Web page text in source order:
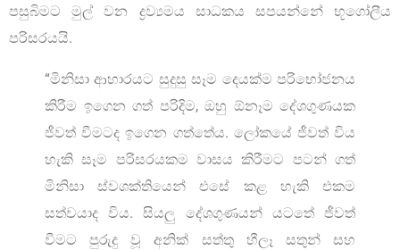
පසුබිමට මුල් වන ද්‍රව්‍යමය සාධකය සපයන්නේ භූගෝලීය
පරිසරයයි.
“මිනිසා ආහාරයට සුදුසු සෑම දෙයක්ම පරිභෝජනය
කිරීම ඉගෙන ගත් පරිදිම, ඔහු ඕනෑම දේශගුණයක
ජීවත් වීමටද ඉගෙන ගත්තේය. ලෝකයේ ජීවත් විය
හැකි සෑම පරිසරයකම වාසය කිරීමට පටන් ගත්
මිනිසා ස්වශක්තියෙන් එසේ කළ හැකි එකම
සත්වයාද විය. සියලු දේශගුණයන් යටතේ ජීවත්
වීමට පුරුදු වූ අනික් සත්තු හීලෑ සතුන් සහ